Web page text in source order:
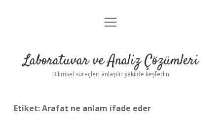
Anasayfa
Yasal Uyarı
menüyü
Laboratuvar ve Analiz Çözümleri
Bilimsel süreçleri anlaşılır şekilde keşfedin
Etiket:Arafat ne anlam ifade eder